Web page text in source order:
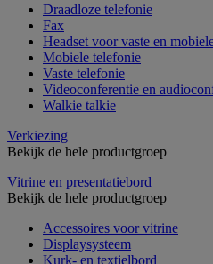
Draadloze telefonie
Fax
Headset voor vaste en
Mobiele telefonie
Vaste telefonie
Videoconferentie en
Walkie talkie
Verkiezing
Bekijk de hele productgroep
Vitrine en presentatiebord
Bekijk de hele productgroep
Accessoires voor vitrine
Displaysysteem
Kurk- en textielbord